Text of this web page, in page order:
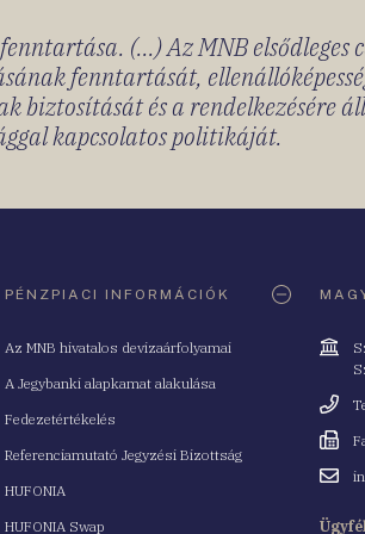
(...) Az MNB elsődleges
fenntartását,
biztosítását és a rendelkezésére
kapcsolatos politikáját.
PÉNZPIACI INFORMÁCIÓK
Az MNB hivatalos devizaárfolyamai
A Jegybanki alapkamat alakulása
Fedezetértékelés
Referenciamutató Jegyzési Bizottság
HUFONIA
HUFONIA Swap
Cím
Fax
Email